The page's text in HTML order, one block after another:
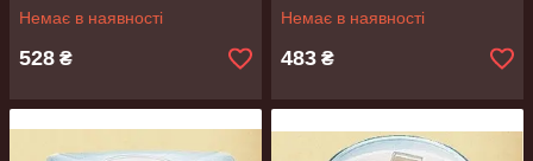
Немає в наявності
528 ₴
Немає в наявності
483 ₴